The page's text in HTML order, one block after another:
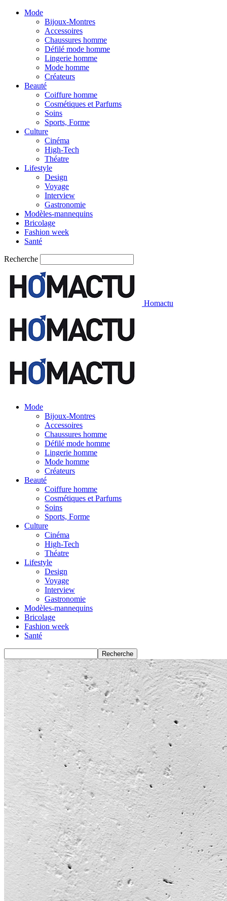
Mode
Bijoux-Montres
Accessoires
Chaussures homme
Défilé mode homme
Lingerie homme
Mode homme
Créateurs
Beauté
Coiffure homme
Cosmétiques et Parfums
Soins
Sports, Forme
Culture
Cinéma
High-Tech
Théatre
Lifestyle
Design
Voyage
Interview
Gastronomie
Modèles-mannequins
Bricolage
Fashion week
Santé
Recherche
Homactu
Mode
Bijoux-Montres
Accessoires
Chaussures homme
Défilé mode homme
Lingerie homme
Mode homme
Créateurs
Beauté
Coiffure homme
Cosmétiques et Parfums
Soins
Sports, Forme
Culture
Cinéma
High-Tech
Théatre
Lifestyle
Design
Voyage
Interview
Gastronomie
Modèles-mannequins
Bricolage
Fashion week
Santé